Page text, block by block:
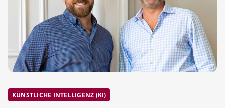
KÜNSTLICHE INTELLIGENZ (KI)